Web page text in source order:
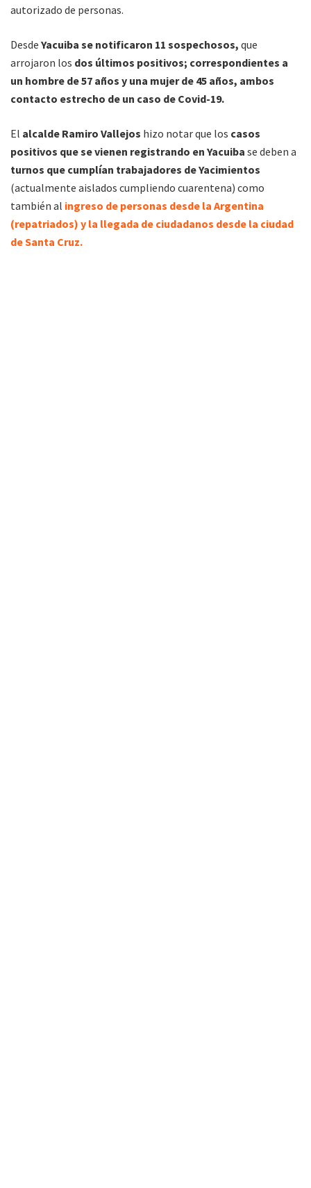
autorizado de personas.
Desde Yacuiba se notificaron 11 sospechosos, que
arrojaron los dos últimos positivos; correspondientes a
un hombre de 57 años y una mujer de 45 años, ambos
contacto estrecho de un caso de Covid-19.
El alcalde Ramiro Vallejos hizo notar que los casos
positivos que se vienen registrando en Yacuiba se deben a
turnos que cumplían trabajadores de Yacimientos
(actualmente aislados cumpliendo cuarentena) como
también al ingreso de personas desde la Argentina
(repatriados) y la llegada de ciudadanos desde la ciudad
de Santa Cruz.